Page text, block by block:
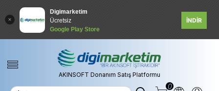
Digimarketim
Ücretsiz
Google Play Store
İNDİR
AKINSOFT Donanım Satış Platformu
0